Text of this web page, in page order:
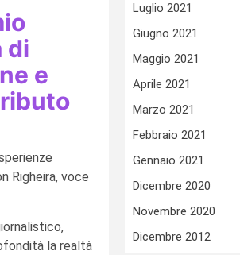
di
e
Righeira, voce
la realtà
Luglio 2021
Giugno 2021
Maggio 2021
Aprile 2021
Marzo 2021
Febbraio 2021
Gennaio 2021
Dicembre 2020
Novembre 2020
Dicembre 2012